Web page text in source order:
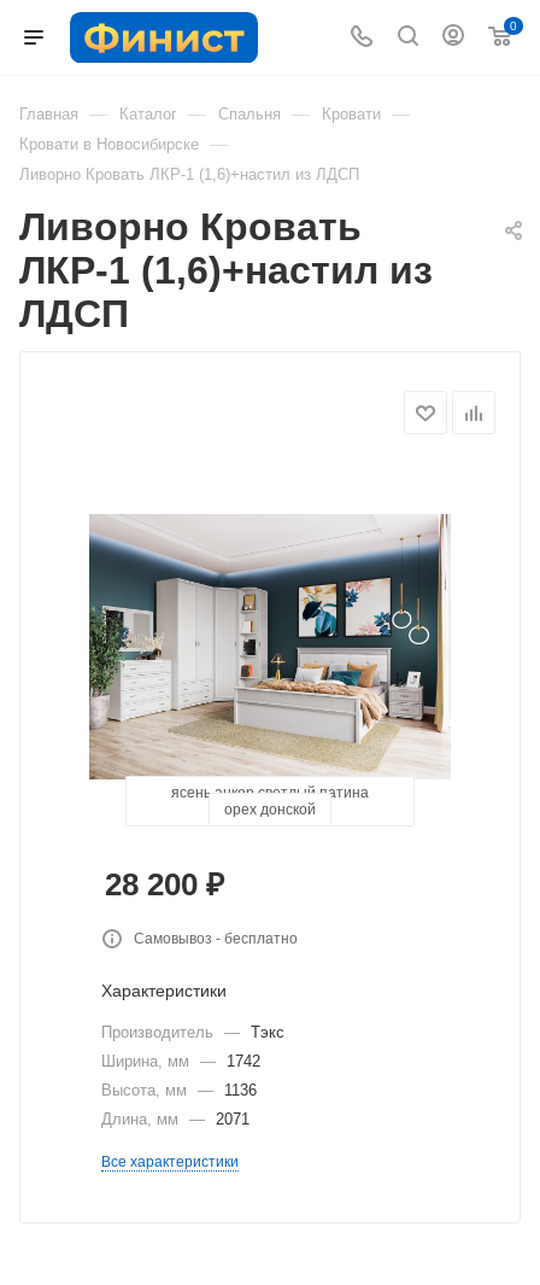
0
Главная — Каталог — Спальня — Кровати —
Кровати в Новосибирске —
Ливорно Кровать ЛКР-1 (1,6)+настил из ЛДСП
Ливорно Кровать
ЛКР-1 (1,6)+настил из
ЛДСП
ясень анкор светлый патина
серебро
дуб сонома
орех донской
28 200 ₽
Самовывоз - бесплатно
Характеристики
Производитель — Тэкс
Ширина, мм
—
1742
Высота, мм
—
1136
Длина, мм
— 2071
Все характеристики